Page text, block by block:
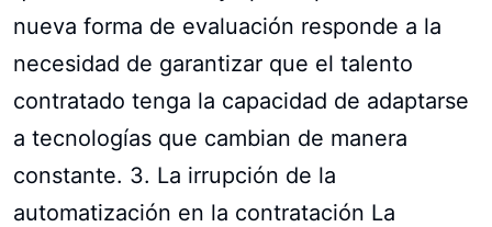
nueva forma de evaluación responde a la
necesidad de garantizar que el talento
contratado tenga la capacidad de adaptarse
a tecnologías que cambian de manera
constante. 3. La irrupción de la
automatización en la contratación La